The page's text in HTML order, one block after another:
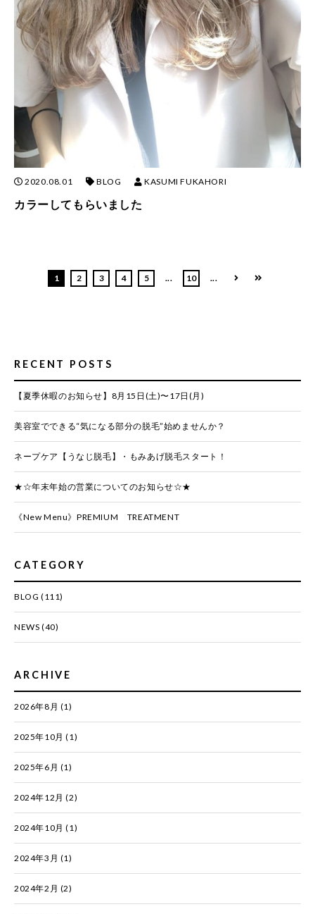
2020.08.01 BLOG KASUMI FUKAHORI
カラーしてもらいました
1 2 3 4 5 ... 10 ...
RECENT POSTS
【夏季休暇のお知らせ】8月15日(土)〜17日(月)
美容室でできる“気になる部分の脱毛”始めませんか？
ネープケア【うなじ脱毛】・もみあげ脱毛スタート！
★☆年末年始の営業についてのお知らせ☆★
《New Menu》PREMIUM TREATMENT
CATEGORY
BLOG (111)
NEWS (40)
ARCHIVE
2026年8月 (1)
2025年10月 (1)
2025年6月 (1)
2024年12月 (2)
2024年10月 (1)
2024年3月 (1)
2024年2月 (2)